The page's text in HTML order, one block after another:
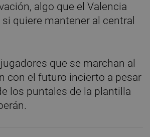
algo que el Valencia
quiere mantener al central
que se marchan al
con el futuro incierto a pesar
los puntales de la plantilla